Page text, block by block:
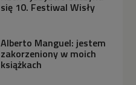
się 10. Festiwal Wisły
Alberto Manguel: jestem
zakorzeniony w moich
książkach